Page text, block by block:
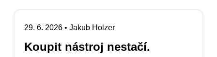
součástí financování jejich rozvoje.
29. 6. 2026 • Jakub Holzer
Koupit nástroj nestačí.